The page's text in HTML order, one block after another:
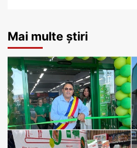
Mai multe știri